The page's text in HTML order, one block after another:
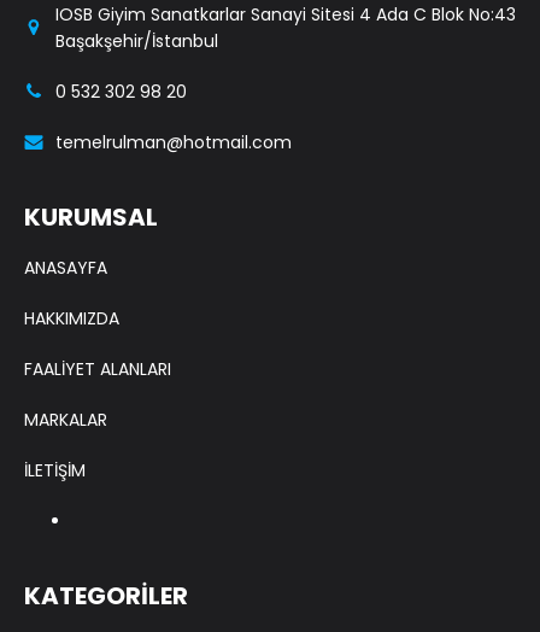
IOSB Giyim Sanatkarlar Sanayi Sitesi 4 Ada C Blok No:43
Başakşehir/İstanbul
0 532 302 98 20
temelrulman@hotmail.com
KURUMSAL
ANASAYFA
HAKKIMIZDA
FAALİYET ALANLARI
MARKALAR
İLETİŞİM
KATEGORİLER